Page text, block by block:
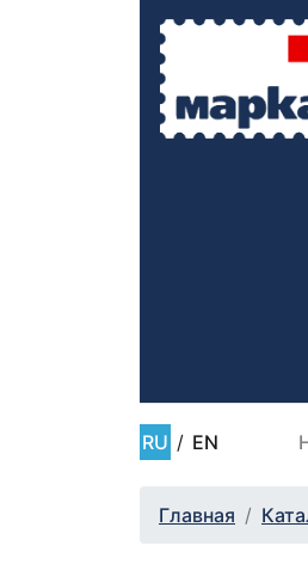
RU / EN
Главная